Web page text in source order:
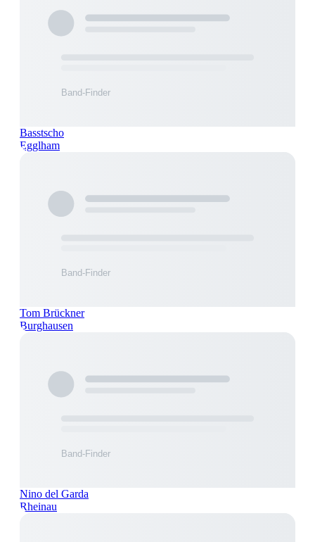
Basstscho
Egglham
Tom Brückner
Burghausen
Nino del Garda
Rheinau